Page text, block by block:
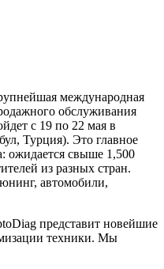
международная
обслуживания
с 19 по 22 мая в
Турция). Это главное
ожидается свыше 1,500
из разных стран.
автомобили,
представит новейшие
техники. Мы